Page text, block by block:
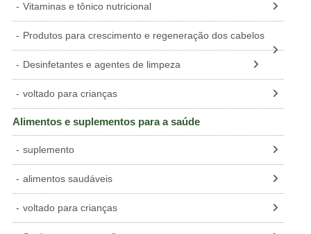
Vitaminas e tônico nutricional
Produtos para crescimento e regeneração dos cabelos
Desinfetantes e agentes de limpeza
voltado para crianças
Alimentos e suplementos para a saúde
suplemento
alimentos saudáveis
voltado para crianças